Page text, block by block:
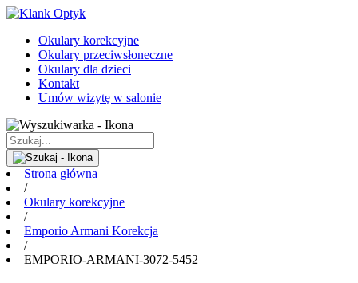
Okulary korekcyjne
Okulary przeciwsłoneczne
Okulary dla dzieci
Kontakt
Umów wizytę w salonie
Strona główna
/
Okulary korekcyjne
/
Emporio Armani Korekcja
/
EMPORIO-ARMANI-3072-5452